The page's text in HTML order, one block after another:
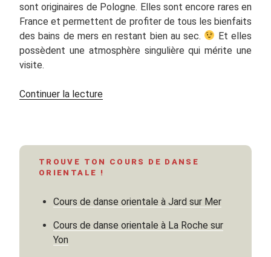
sont originaires de Pologne. Elles sont encore rares en
France et permettent de profiter de tous les bienfaits
des bains de mers en restant bien au sec.
Et elles
possèdent une atmosphère singulière qui mérite une
visite.
Continuer la lecturede
cabine
TROUVE TON COURS DE DANSE
ORIENTALE !
Cours de danse orientale à Jard sur Mer
Cours de danse orientale à La Roche sur
Yon